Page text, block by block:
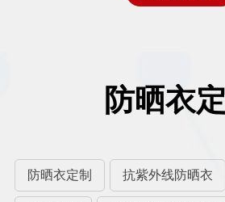
防晒衣
防晒衣定制 抗紫外线防晒衣